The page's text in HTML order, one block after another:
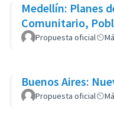
Medellín: Planes
Comunitario,
Propuesta oficial
Buenos Aires:
Propuesta oficial